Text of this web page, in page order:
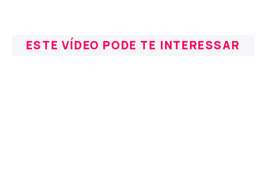
ESTE VÍDEO PODE TE INTERESSAR